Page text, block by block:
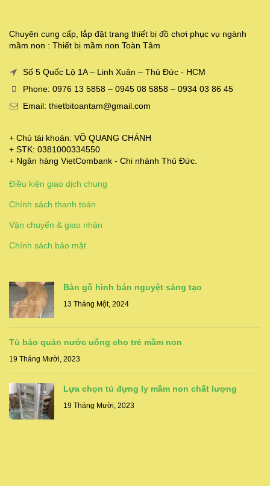
Chuyên cung cấp, lắp đặt trang thiết bị đồ chơi phục vụ ngành
mầm non : Thiết bị mầm non Toàn Tâm
Số 5 Quốc Lộ 1A – Linh Xuân – Thủ Đức - HCM
Phone: 0976 13 5858 – 0945 08 5858 – 0934 03 86 45
Email: thietbitoantam@gmail.com
+ Chủ tài khoản: VÕ QUANG CHÁNH
+ STK: 0381000334550
+ Ngân hàng VietCombank - Chi nhánh Thủ Đức.
Điều kiện giao dịch chung
Chính sách thanh toán
Vận chuyển & giao nhận
Chính sách bảo mật
Bàn gỗ hình bán nguyệt sáng tạo
13 Tháng Một, 2024
Tủ bảo quản nước uống cho trẻ mầm non
19 Tháng Mười, 2023
Lựa chọn tủ đựng ly mầm non chất lượng
19 Tháng Mười, 2023